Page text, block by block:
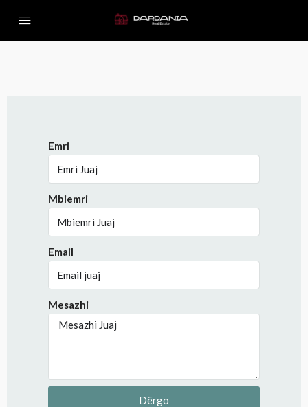
Emri
Mbiemri
Email
Mesazhi
Dërgo